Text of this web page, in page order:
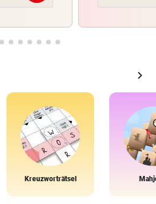
chevron_right
Kreuzworträtsel